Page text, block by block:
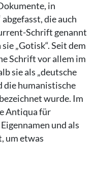
in
die auch
Schrift genannt
„Gotisk“. Seit dem
Schrift vor allem im
sie als „deutsche
die humanistische
wurde. Im
Antiqua für
und als
um etwas